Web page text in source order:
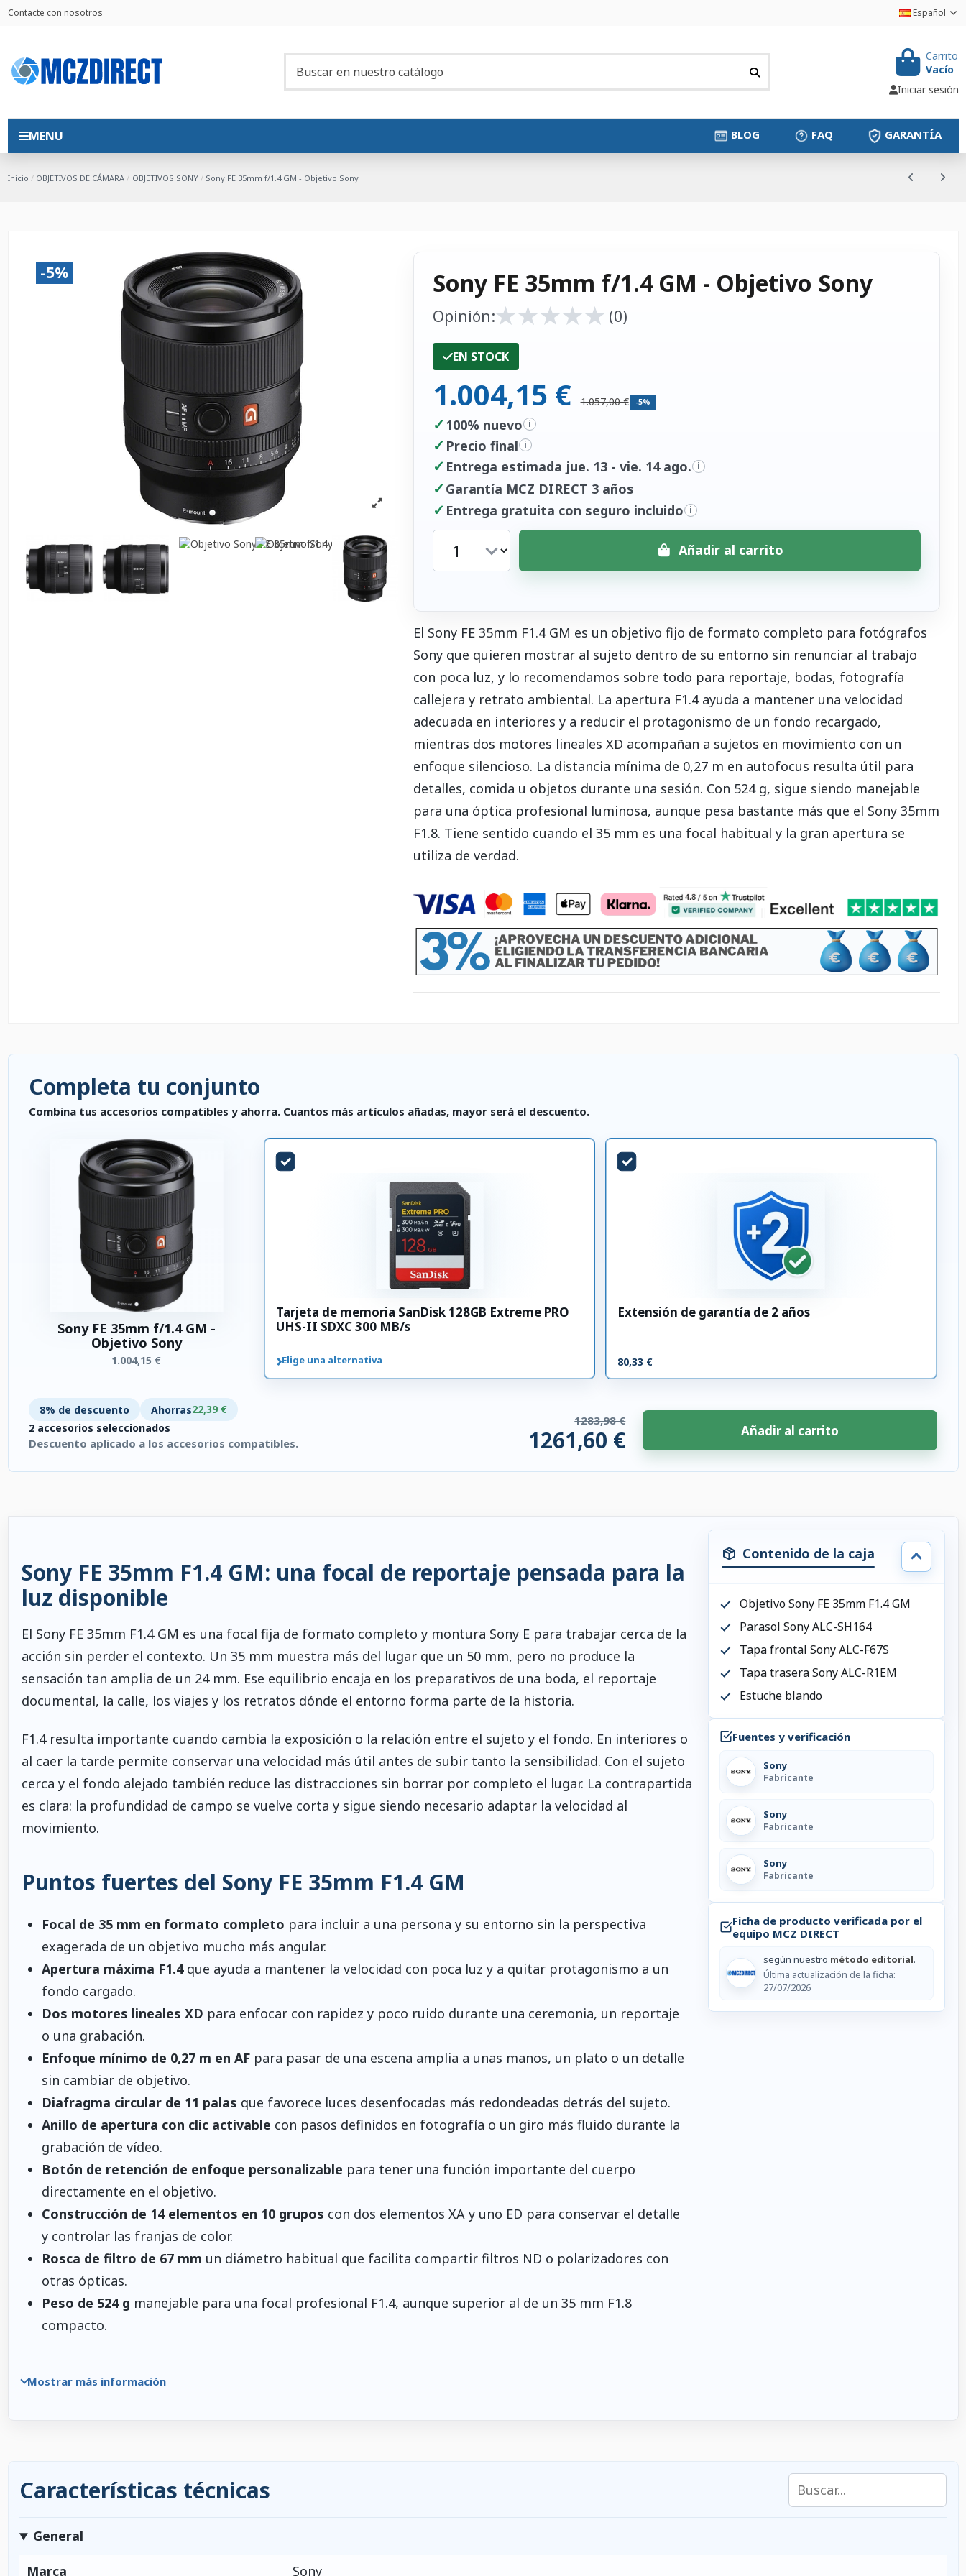
Contacte con nosotros Español
Carrito
Vacío
Iniciar sesión
MENU GARANTÍA
FAQ
BLOG
Inicio OBJETIVOS DE CÁMARA OBJETIVOS SONY Sony FE 35mm f/1.4 GM - Objetivo Sony
-5% Sony FE 35mm f/1.4 GM - Objetivo Sony
Opinión:★
★★
★★
★★
★★
★ (0)
EN STOCK
1.004,15 € 1.057,00 € -5%
✓ 100% nuevo i
✓ Precio final i
✓ Entrega estimada jue. 13 - vie. 14 ago. i
✓ Garantía MCZ DIRECT 3 años
✓ Entrega gratuita con seguro incluido i
Añadir al carrito
El Sony FE 35mm F1.4 GM es un objetivo fijo de formato completo para fotógrafos
Sony que quieren mostrar al sujeto dentro de su entorno sin renunciar al trabajo
con poca luz, y lo recomendamos sobre todo para reportaje, bodas, fotografía
callejera y retrato ambiental. La apertura F1.4 ayuda a mantener una velocidad
adecuada en interiores y a reducir el protagonismo de un fondo recargado,
mientras dos motores lineales XD acompañan a sujetos en movimiento con un
enfoque silencioso. La distancia mínima de 0,27 m en autofocus resulta útil para
detalles, comida u objetos durante una sesión. Con 524 g, sigue siendo manejable
para una óptica profesional luminosa, aunque pesa bastante más que el Sony 35mm
F1.8. Tiene sentido cuando el 35 mm es una focal habitual y la gran apertura se
utiliza de verdad.
Completa tu conjunto
Combina tus accesorios compatibles y ahorra. Cuantos más artículos añadas, mayor será el descuento.
Sony FE 35mm f/1.4 GM -
Objetivo Sony
1.004,15 €
Tarjeta de memoria SanDisk 128GB Extreme PRO
UHS-II SDXC 300 MB/s
›Elige una alternativa
Extensión de garantía de 2 años
80,33 €
8% de descuento Ahorras22,39 €
2 accesorios seleccionados
Descuento aplicado a los accesorios compatibles.
1283,98 €
1261,60 € Añadir al carrito
Sony FE 35mm F1.4 GM: una focal de reportaje pensada para la
luz disponible
El Sony FE 35mm F1.4 GM es una focal fija de formato completo y montura Sony E para trabajar cerca de la
acción sin perder el contexto. Un 35 mm muestra más del lugar que un 50 mm, pero no produce la
sensación tan amplia de un 24 mm. Ese equilibrio encaja en los preparativos de una boda, el reportaje
documental, la calle, los viajes y los retratos dónde el entorno forma parte de la historia.
F1.4 resulta importante cuando cambia la exposición o la relación entre el sujeto y el fondo. En interiores o
al caer la tarde permite conservar una velocidad más útil antes de subir tanto la sensibilidad. Con el sujeto
cerca y el fondo alejado también reduce las distracciones sin borrar por completo el lugar. La contrapartida
es clara: la profundidad de campo se vuelve corta y sigue siendo necesario adaptar la velocidad al
movimiento.
Puntos fuertes del Sony FE 35mm F1.4 GM
Focal de 35 mm en formato completo para incluir a una persona y su entorno sin la perspectiva
exagerada de un objetivo mucho más angular.
Apertura máxima F1.4que ayuda a mantener la velocidad con poca luz y a quitar protagonismo a un
fondo cargado.
Dos motores lineales XD para enfocar con rapidez y poco ruido durante una ceremonia, un reportaje
o una grabación.
Enfoque mínimo de 0,27 m en AFpara pasar de una escena amplia a unas manos, un plato o un detalle
sin cambiar de objetivo.
Diafragma circular de 11 palas que favorece luces desenfocadas más redondeadas detrás del sujeto.
Anillo de apertura con clic activable con pasos definidos en fotografía o un giro más fluido durante la
grabación de vídeo.
Botón de retención de enfoque personalizable para tener una función importante del cuerpo
directamente en el objetivo.
Construcción de 14 elementos en 10 grupos con dos elementos XA y uno ED para conservar el detalle
y controlar las franjas de color.
Rosca de filtro de 67 mm un diámetro habitual que facilita compartir filtros ND o polarizadores con
otras ópticas.
Peso de 524 g manejable para una focal profesional F1.4, aunque superior al de un 35 mm F1.8
compacto.
Mostrar más información
Contenido de la caja
Objetivo Sony FE 35mm F1.4 GM
Parasol Sony ALC-SH164
Tapa frontal Sony ALC-F67S
Tapa trasera Sony ALC-R1EM
Estuche blando
Fuentes y verificación
Sony
Fabricante
Sony
Fabricante
Sony
Fabricante
Ficha de producto verificada por el
equipo MCZ DIRECT
según nuestro método editorial.
Última actualización de la ficha:
27/07/2026
Características técnicas Buscar en las características
General
Marca Sony